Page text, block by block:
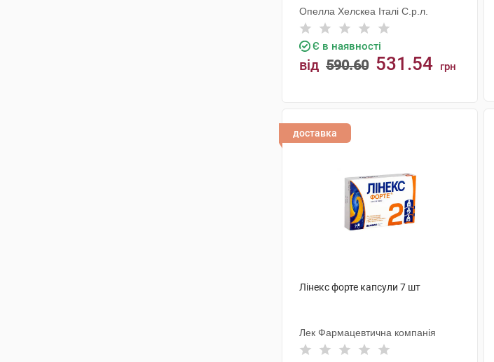
Опелла Хелскеа Італі С.р.л.
Є в наявності
від 590.60 531.54 грн
доставка
Лінекс форте капсули 7 шт
Лек Фармацевтична компанія